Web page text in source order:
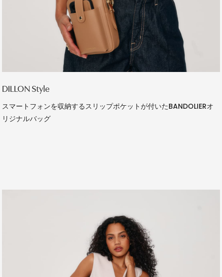
DILLON Style
スマートフォンを収納するスリップポケットが付いたBANDOLIERオ
リジナルバッグ